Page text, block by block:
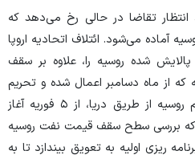
انتظار تقاضا در حالی رخ می‌دهد که
آماده می‌شود. ائتلاف اتحادیه اروپا
شده روسیه را، علاوه بر سقف
از ماه دسامبر اعمال شده و تحریم
اتحادیه اروپا بر واردات نفت خام روسیه از طریق دریا، از ۵ فوریه آغاز
بررسی سطح سقف قیمت نفت روسیه
ریزی اولیه به تعویق بیندازد تا به